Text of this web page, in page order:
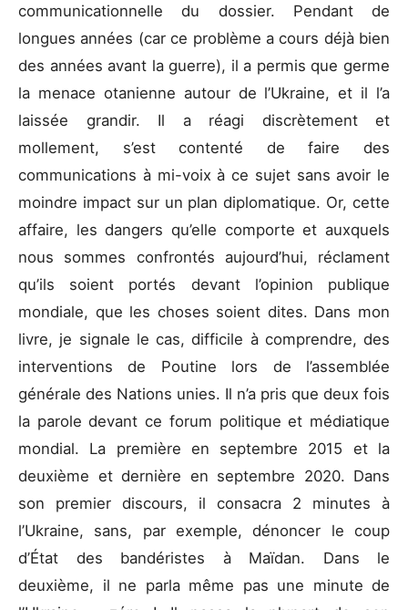
communicationnelle du dossier. Pendant de
longues années (car ce problème a cours déjà bien
des années avant la guerre), il a permis que germe
la menace otanienne autour de l’Ukraine, et il l’a
laissée grandir. Il a réagi discrètement et
mollement, s’est contenté de faire des
communications à mi-voix à ce sujet sans avoir le
moindre impact sur un plan diplomatique. Or, cette
affaire, les dangers qu’elle comporte et auxquels
nous sommes confrontés aujourd’hui, réclament
qu’ils soient portés devant l’opinion publique
mondiale, que les choses soient dites. Dans mon
livre, je signale le cas, difficile à comprendre, des
interventions de Poutine lors de l’assemblée
générale des Nations unies. Il n’a pris que deux fois
la parole devant ce forum politique et médiatique
mondial. La première en septembre 2015 et la
deuxième et dernière en septembre 2020. Dans
son premier discours, il consacra 2 minutes à
l’Ukraine, sans, par exemple, dénoncer le coup
d’État des bandéristes à Maïdan. Dans le
deuxième, il ne parla même pas une minute de